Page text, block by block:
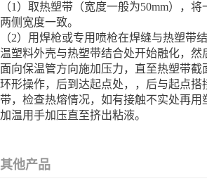
（1）取热塑带（宽度一般为50mm），将
两侧宽度一致。
（2）用焊枪或专用喷枪在焊缝与热塑带
温塑料外壳与热塑带结合处开始融化，然
面向保温管方向施加压力，直至热塑带截
环形操作，后到达起点处，，后与起点搭
带，检查热熔情况，如有接触不实处再用
加温用手加压直至挤出粘液。
其他产品